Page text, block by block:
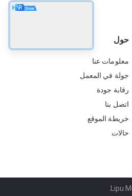
حول
معلومات عنا
جولة في المعمل
رقابة جودة
اتصل بنا
خريطة الموقع
حالات